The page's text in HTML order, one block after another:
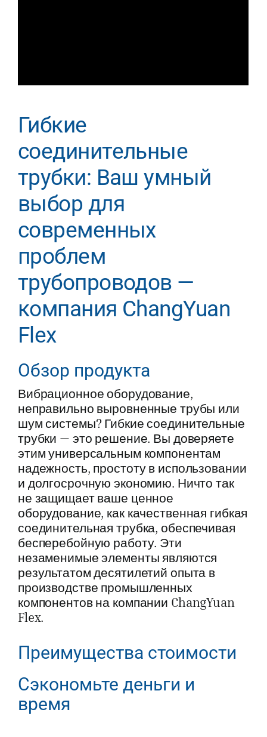
Гибкие
соединительные
трубки: Ваш умный
выбор для
современных
проблем
трубопроводов —
компания ChangYuan
Flex
Обзор продукта
Вибрационное оборудование,
неправильно выровненные трубы или
шум системы? Гибкие соединительные
трубки — это решение. Вы доверяете
этим универсальным компонентам
надежность, простоту в использовании
и долгосрочную экономию. Ничто так
не защищает ваше ценное
оборудование, как качественная гибкая
соединительная трубка, обеспечивая
бесперебойную работу. Эти
незаменимые элементы являются
результатом десятилетий опыта в
производстве промышленных
компонентов на компании ChangYuan
Flex.
Преимущества стоимости
Сэкономьте деньги и
время